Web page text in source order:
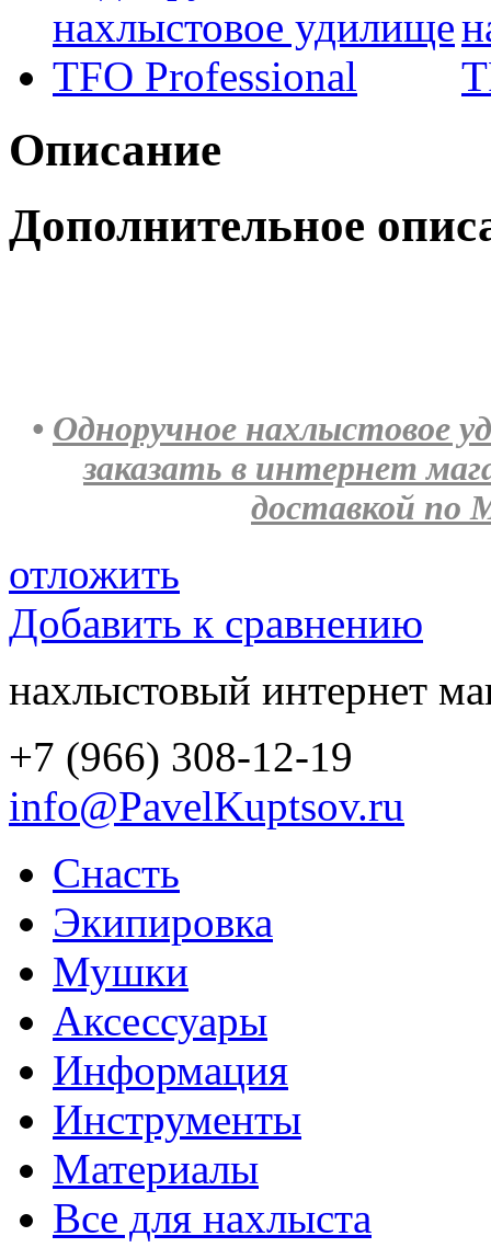
Описание
Дополнительное
• Одноручное нахлыстовое
заказать в интернет
доставкой по
отложить
Добавить к сравнению
нахлыстовый интернет
+7 (966) 308-12-19
info@PavelKuptsov.ru
Снасть
Экипировка
Мушки
Аксессуары
Информация
Инструменты
Материалы
Все для нахлыста